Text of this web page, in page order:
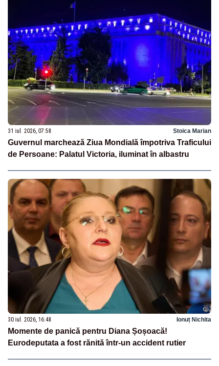
31 iul. 2026, 07:58 Stoica Marian
Guvernul marchează Ziua Mondială împotriva Traficului
de Persoane: Palatul Victoria, iluminat în albastru
30 iul. 2026, 16:48 Ionuț Nichita
Momente de panică pentru Diana Șoșoacă!
Eurodeputata a fost rănită într-un accident rutier